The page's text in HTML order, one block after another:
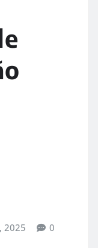
2025 0